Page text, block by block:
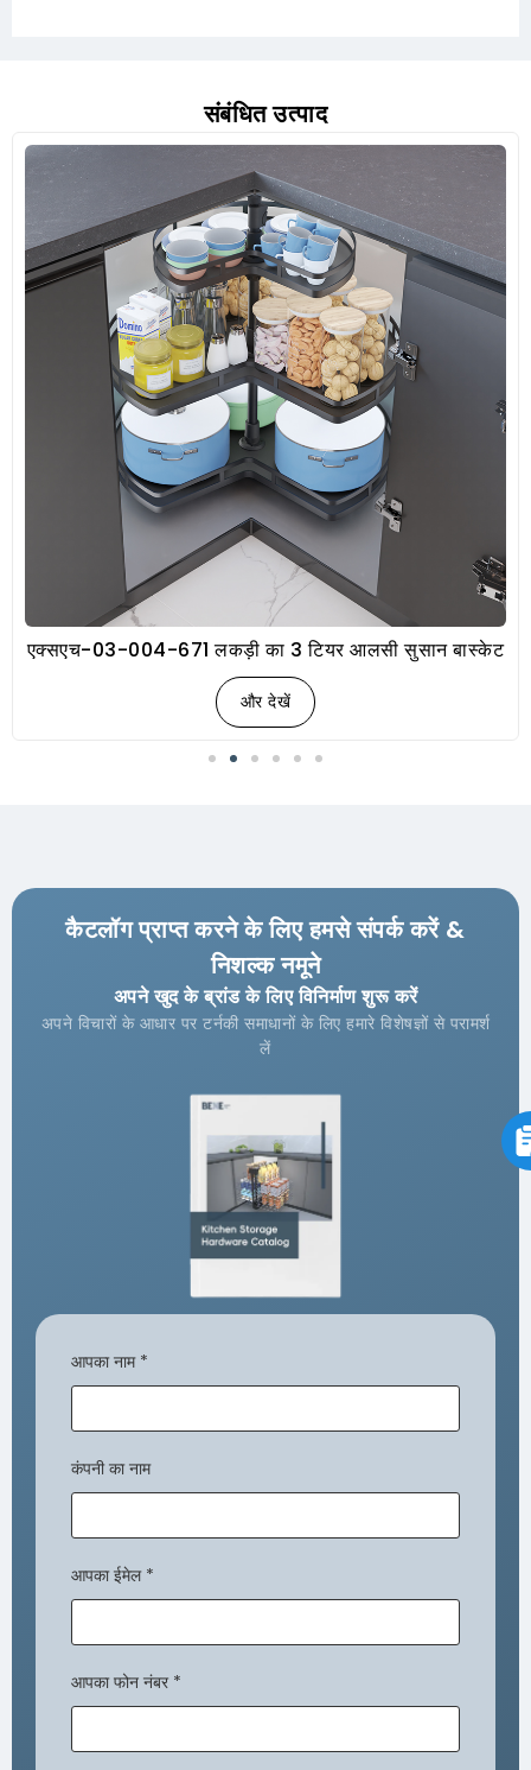
संबंधित उत्पाद
एक्सएच-03-004-671 लकड़ी का 3 टियर आलसी सुसान बास्केट
और देखें
कैटलॉग प्राप्त करने के लिए हमसे संपर्क करें &
निशल्क नमूने
अपने खुद के ब्रांड के लिए विनिर्माण शुरू करें
अपने विचारों के आधार पर टर्नकी समाधानों के लिए हमारे विशेषज्ञों से परामर्श
लें
आपका नाम *
कंपनी का नाम
आपका ईमेल *
आपका फोन नंबर *